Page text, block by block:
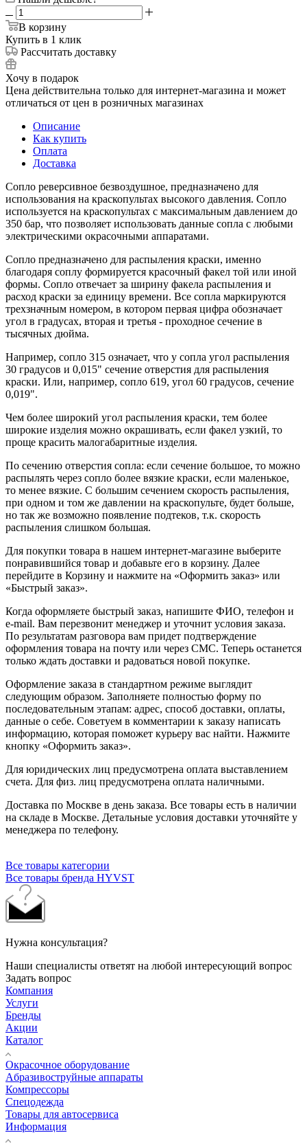
В корзину
Купить в 1 клик
Рассчитать доставку
Хочу в подарок
Цена действительна только для интернет-магазина и может
отличаться от цен в розничных магазинах
Описание
Как купить
Оплата
Доставка
Сопло реверсивное безвоздушное, предназначено для
использования на краскопультах высокого давления. Сопло
используется на краскопультах с максимальным давлением до
350 бар, что позволяет использовать данные сопла с любыми
электрическими окрасочными аппаратами.
Сопло предназначено для распыления краски, именно
благодаря соплу формируется красочный факел той или иной
формы. Сопло отвечает за ширину факела распыления и
расход краски за единицу времени. Все сопла маркируются
трехзначным номером, в котором первая цифра обозначает
угол в градусах, вторая и третья - проходное сечение в
тысячных дюйма.
Например, сопло 315 означает, что у сопла угол распыления
30 градусов и 0,015" сечение отверстия для распыления
краски. Или, например, сопло 619, угол 60 градусов, сечение
0,019".
Чем более широкий угол распыления краски, тем более
широкие изделия можно окрашивать, если факел узкий, то
проще красить малогабаритные изделия.
По сечению отверстия сопла: если сечение большое, то можно
распылять через сопло более вязкие краски, если маленькое,
то менее вязкие. С большим сечением скорость распыления,
при одном и том же давлении на краскопульте, будет больше,
но так же возможно появление подтеков, т.к. скорость
распыления слишком большая.
Для покупки товара в нашем интернет-магазине выберите
понравившийся товар и добавьте его в корзину. Далее
перейдите в Корзину и нажмите на «Оформить заказ» или
«Быстрый заказ».
Когда оформляете быстрый заказ, напишите ФИО, телефон и
e-mail. Вам перезвонит менеджер и уточнит условия заказа.
По результатам разговора вам придет подтверждение
оформления товара на почту или через СМС. Теперь останется
только ждать доставки и радоваться новой покупке.
Оформление заказа в стандартном режиме выглядит
следующим образом. Заполняете полностью форму по
последовательным этапам: адрес, способ доставки, оплаты,
данные о себе. Советуем в комментарии к заказу написать
информацию, которая поможет курьеру вас найти. Нажмите
кнопку «Оформить заказ».
Для юридических лиц предусмотрена оплата выставлением
счета. Для физ. лиц предусмотрена оплата наличными.
Доставка по Москве в день заказа. Все товары есть в наличии
на складе в Москве. Детальные условия доставки уточняйте у
менеджера по телефону.
Все товары категории
Все товары бренда HYVST
Нужна консультация?
Наши специалисты ответят на любой интересующий вопрос
Задать вопрос
Компания
Услуги
Бренды
Акции
Каталог
Окрасочное оборудование
Aбразивоструйные аппараты
Компрессоры
Спецодежда
Товары для автосервиса
Информация